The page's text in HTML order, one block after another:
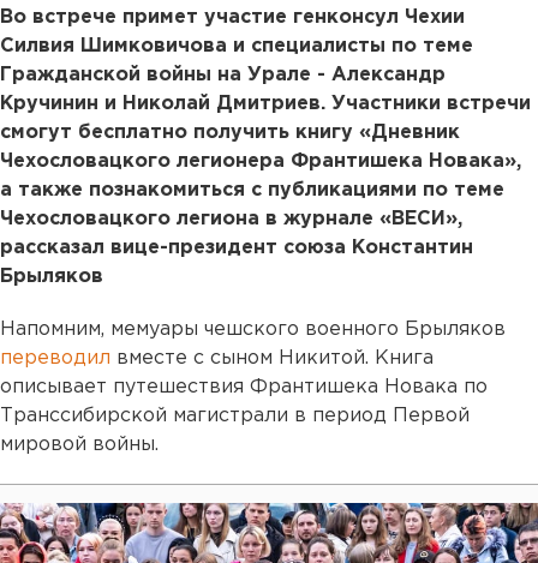
Во встрече примет участие генконсул Чехии
Силвия Шимковичова и специалисты по теме
Гражданской войны на Урале - Александр
Кручинин и Николай Дмитриев. Участники встречи
смогут бесплатно получить книгу «Дневник
Чехословацкого легионера Франтишека Новака»,
а также познакомиться с публикациями по теме
Чехословацкого легиона в журнале «ВЕСИ»,
рассказал вице-президент союза Константин
Брыляков
Напомним, мемуары чешского военного Брыляков
переводил вместе с сыном Никитой. Книга
описывает путешествия Франтишека Новака по
Транссибирской магистрали в период Первой
мировой войны.